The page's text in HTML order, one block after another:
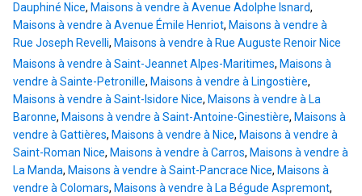
Dauphiné Nice, Maisons à vendre à Avenue Adolphe Isnard,
Maisons à vendre à Avenue Émile Henriot, Maisons à vendre à
Rue Joseph Revelli, Maisons à vendre à Rue Auguste Renoir Nice
Maisons à vendre à Saint-Jeannet Alpes-Maritimes, Maisons à
vendre à Sainte-Petronille, Maisons à vendre à Lingostière,
Maisons à vendre à Saint-Isidore Nice, Maisons à vendre à La
Baronne, Maisons à vendre à Saint-Antoine-Ginestière, Maisons à
vendre à Gattières, Maisons à vendre à Nice, Maisons à vendre à
Saint-Roman Nice, Maisons à vendre à Carros, Maisons à vendre à
La Manda, Maisons à vendre à Saint-Pancrace Nice, Maisons à
vendre à Colomars, Maisons à vendre à La Bégude Aspremont,